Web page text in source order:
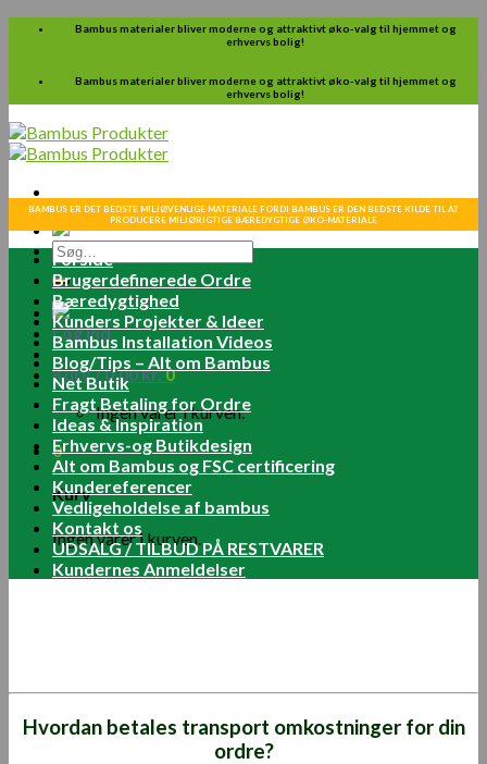
Skip
Bambus materialer bliver moderne og attraktivt øko-valg til hjemmet og
erhvervs bolig!
Bambus materialer bliver moderne og attraktivt øko-valg til hjemmet og
erhvervs bolig!
Søg
efter:
Log ind
Kurv /0.00kr.0
Ingen varer i kurven.
0
Kurv
Ingen varer i kurven.
BAMBUS ER DET BEDSTE MILJØVENLIGE MATERIALE FORDI BAMBUS ER DEN BEDSTE KILDE TIL AT
PRODUCERE MILJØRIGTIGE BÆREDYGTIGE ØKO-MATERIALE
Forside
Brugerdefinerede Ordre
Bæredygtighed
Kunders Projekter & Ideer
Bambus Installation Videos
Blog/Tips – Alt om Bambus
Net Butik
Fragt Betaling for Ordre
Ideas & Inspiration
Erhvervs-og Butikdesign
Alt om Bambus og FSC certificering
Kundereferencer
Vedligeholdelse af bambus
Kontakt os
UDSALG / TILBUD PÅ RESTVARER
Kundernes Anmeldelser
Hvordan betales transport omkostninger for din
ordre?